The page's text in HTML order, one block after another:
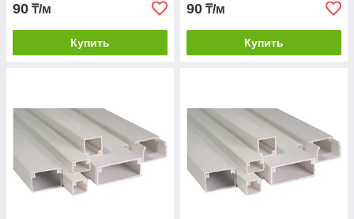
90 ₸/м
Купить
90 ₸/м
Купить